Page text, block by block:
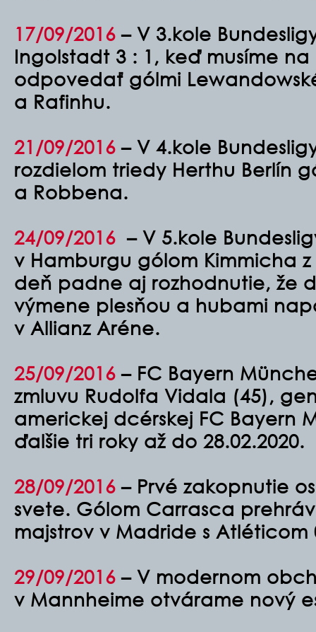
17/09/2016 – V 3.kole
Ingolstadt 3 : 1, keď musíme
odpovedať gólmi
a Rafinhu.
21/09/2016 – V 4.kole
rozdielom triedy Herthu Berlín
a Robbena.
24/09/2016 – V 5.kole
v Hamburgu gólom Kimmicha
deň padne aj rozhodnutie, že
výmene plesňou a hubami
v Allianz Aréne.
25/09/2016 – FC Bayern
zmluvu Rudolfa Vidala (45),
americkej dcérskej FC Bayern
ďalšie tri roky až do 28.02.2020.
28/09/2016 – Prvé zakopnutie
svete. Gólom Carrasca
majstrov v Madride s Atléticom
29/09/2016 – V modernom
v Mannheime otvárame nový